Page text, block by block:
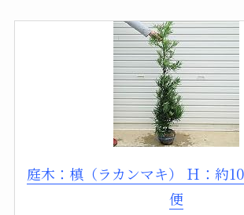
庭木：槙（ラカンマキ） Ｈ：約
便